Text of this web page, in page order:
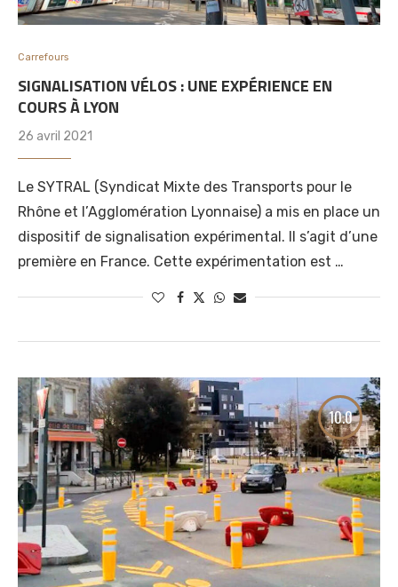
Carrefours
SIGNALISATION VÉLOS : UNE EXPÉRIENCE EN
COURS À LYON
26 avril 2021
Le SYTRAL (Syndicat Mixte des Transports pour le
Rhône et l’Agglomération Lyonnaise) a mis en place un
dispositif de signalisation expérimental. Il s’agit d’une
première en France. Cette expérimentation est …
10.0